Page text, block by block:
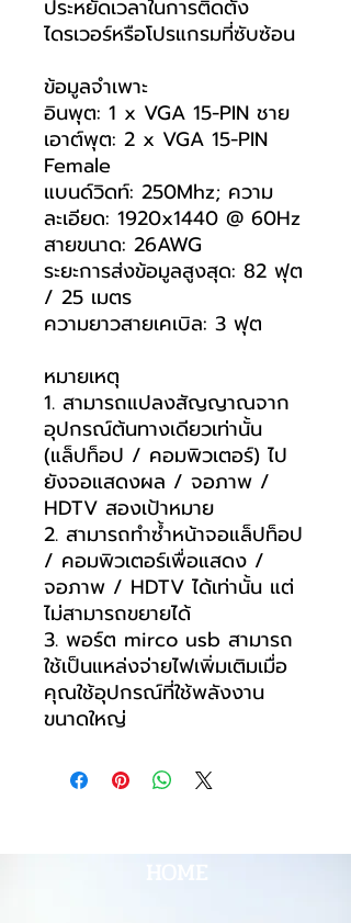
ประหยัดเวลาในการติดตั้ง
ไดรเวอร์หรือโปรแกรมที่ซับซ้อน
ข้อมูลจำเพาะ
อินพุต: 1 x VGA 15-PIN ชาย
เอาต์พุต: 2 x VGA 15-PIN
Female
แบนด์วิดท์: 250Mhz; ความ
ละเอียด: 1920x1440 @ 60Hz
สายขนาด: 26AWG
ระยะการส่งข้อมูลสูงสุด: 82 ฟุต
/ 25 เมตร
ความยาวสายเคเบิล: 3 ฟุต
หมายเหตุ
1. สามารถแปลงสัญญาณจาก
อุปกรณ์ต้นทางเดียวเท่านั้น
(แล็ปท็อป / คอมพิวเตอร์) ไป
ยังจอแสดงผล / จอภาพ /
HDTV สองเป้าหมาย
2. สามารถทำซ้ำหน้าจอแล็ปท็อป
/ คอมพิวเตอร์เพื่อแสดง /
จอภาพ / HDTV ได้เท่านั้น แต่
ไม่สามารถขยายได้
3. พอร์ต mirco usb สามารถ
ใช้เป็นแหล่งจ่ายไฟเพิ่มเติมเมื่อ
คุณใช้อุปกรณ์ที่ใช้พลังงาน
ขนาดใหญ่
HOME